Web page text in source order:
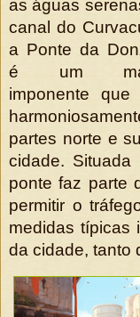
as águas
canal do
a Ponte da
é um
imponente que
partes norte e
cidade.
ponte faz parte
permitir o
medidas típicas
da cidade, tanto